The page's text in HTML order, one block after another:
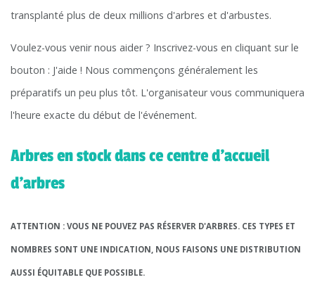
transplanté plus de deux millions d'arbres et d'arbustes.
Voulez-vous venir nous aider ? Inscrivez-vous en cliquant sur le
bouton : J'aide ! Nous commençons généralement les
préparatifs un peu plus tôt. L'organisateur vous communiquera
l'heure exacte du début de l'événement.
Arbres en stock dans ce centre d'accueil
d'arbres
ATTENTION : VOUS NE POUVEZ PAS RÉSERVER D'ARBRES. CES TYPES ET
NOMBRES SONT UNE INDICATION, NOUS FAISONS UNE DISTRIBUTION
AUSSI ÉQUITABLE QUE POSSIBLE.